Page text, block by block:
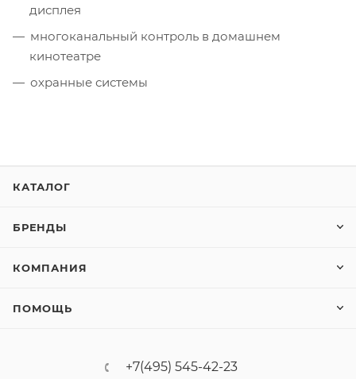
дисплея
многоканальный контроль в домашнем
кинотеатре
охранные системы
КАТАЛОГ
БРЕНДЫ
КОМПАНИЯ
ПОМОЩЬ
+7(495) 545-42-23